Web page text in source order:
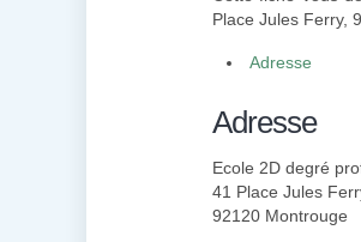
Place Jules Ferry,
Adresse
Adresse
Ecole 2D degré
41 Place Jules
92120 Montrouge